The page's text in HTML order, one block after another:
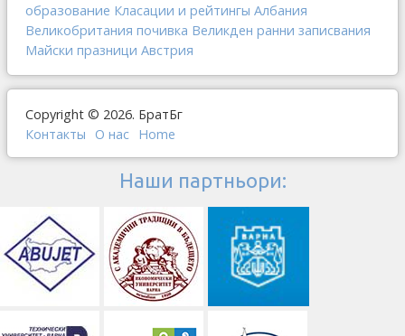
образование Класации и рейтингы Албания
Великобритания почивка Великден ранни записвания
Майски празници Австрия
Copyright © 2026. БратБг
Контакты
О наc Home
Наши партньори: